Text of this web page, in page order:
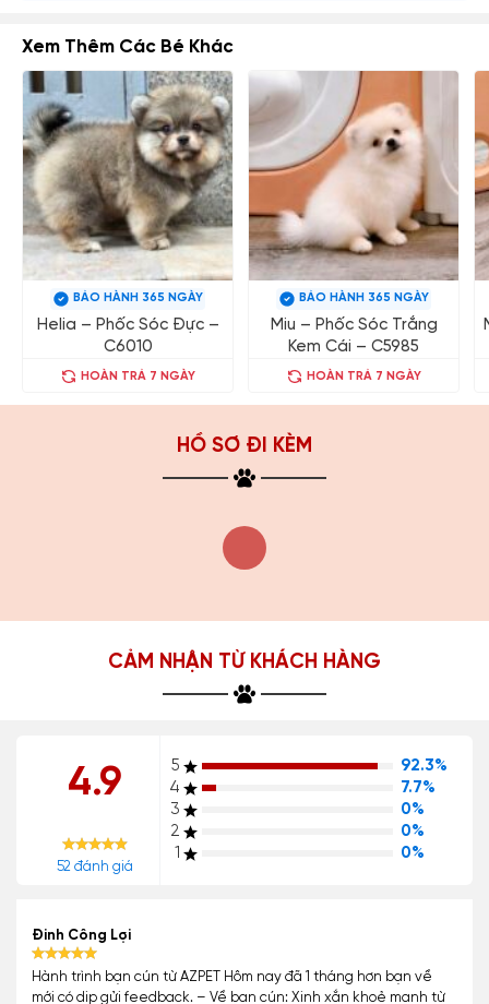
Xem Thêm Các Bé Khác
BẢO HÀNH 365 NGÀY
Helia – Phốc Sóc Đực –
C6010
HOÀN TRẢ 7 NGÀY
BẢO HÀNH 365 NGÀY
Miu – Phốc Sóc Trắng
Kem Cái – C5985
HOÀN TRẢ 7 NGÀY
HỒ SƠ ĐI KÈM
CẢM NHẬN TỪ KHÁCH HÀNG
4.9
52 đánh giá
5
92.3%
4
7.7%
3
0%
2
0%
1
0%
Đinh Công Lợi
Hành trình bạn cún từ AZPET Hôm nay đã 1 tháng hơn bạn về
mới có dịp gửi feedback. – Về bạn cún: Xinh xắn khoẻ mạnh từ